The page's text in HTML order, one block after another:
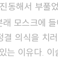
동해서 부풀
모스크에
결 의식을 치
는 이유다.